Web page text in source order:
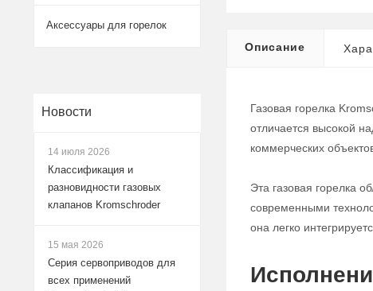
Описание
Газовая горелка
отличается высокой
коммерческих
Эта газовая горелка
современными
она легко
Аксессуары для горелок
Новости
14 июля 2026
Классификация и
разновидности газовых
клапанов Kromschroder
15 мая 2026
Серия сервоприводов для
всех применений